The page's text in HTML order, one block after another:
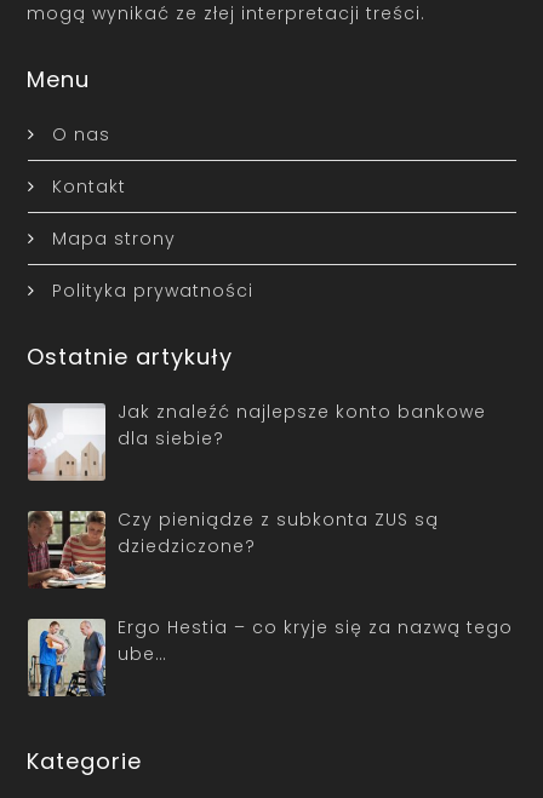
mogą wynikać ze złej interpretacji treści.
Menu
O nas
Kontakt
Mapa strony
Polityka prywatności
Ostatnie artykuły
Jak znaleźć najlepsze konto bankowe
dla siebie?
Czy pieniądze z subkonta ZUS są
dziedziczone?
Ergo Hestia – co kryje się za nazwą tego
ube…
Kategorie